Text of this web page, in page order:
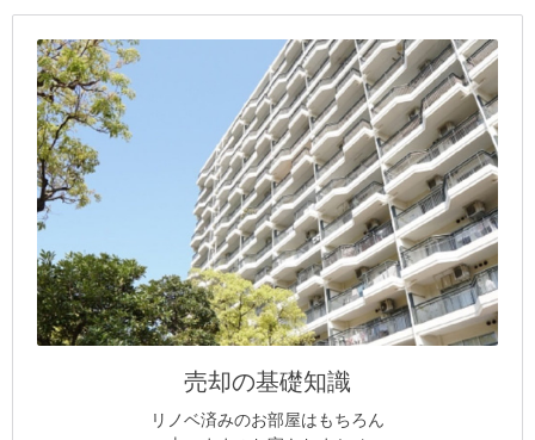
売却の基礎知識
リノベ済みのお部屋はもちろん